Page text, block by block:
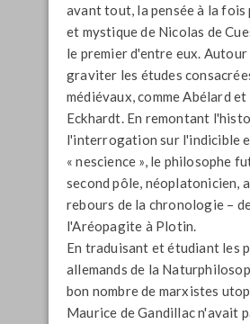
avant tout, la pensée à la
et mystique de Nicolas de
le premier d'entre eux.
graviter les études
médiévaux, comme Abélard
Eckhardt. En remontant
l'interrogation sur l'indicible
« nescience », le philosophe
second pôle, néoplatonicien,
rebours de la chronologie –
l'Aréopagite à Plotin.
En traduisant et étudiant les
allemands de la
bon nombre de marxistes
Maurice de Gandillac n'avait